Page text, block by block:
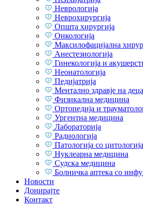
Неврологија
Неврохирургија
Општа хирургија
Онкологија
Максилофацијална
Анестезиологија
Гинекологија и
Неонатологија
Педијатрија
Ментално здравје на
Физикална медицина
Ортопедија и
Ургентна медицина
Лабораторија
Радиологија
Патологија со цитологија
Нуклеарна медицина
Судска медицина
Болничка аптека со
Новости
Донирајте
Контакт